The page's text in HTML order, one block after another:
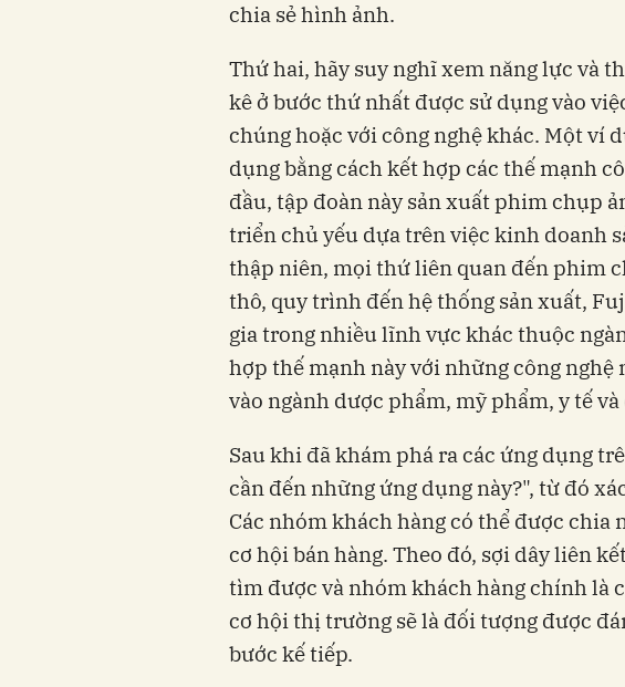
chia sẻ hình ảnh.
Thứ hai, hãy suy nghĩ xem năng lực và
kê ở bước thứ nhất được sử dụng vào
chúng hoặc với công nghệ khác. Một ví
dụng bằng cách kết hợp các thế mạnh
đầu, tập đoàn này sản xuất phim chụp
triển chủ yếu dựa trên việc kinh doanh
thập niên, mọi thứ liên quan đến phim
thô, quy trình đến hệ thống sản xuất,
gia trong nhiều lĩnh vực khác thuộc
hợp thế mạnh này với những công
vào ngành dược phẩm, mỹ phẩm, y tế
Sau khi đã khám phá ra các ứng dụng
cần đến những ứng dụng này?", từ đó
Các nhóm khách hàng có thể được
cơ hội bán hàng. Theo đó, sợi dây liên
tìm được và nhóm khách hàng chính là
cơ hội thị trường sẽ là đối tượng được
bước kế tiếp.